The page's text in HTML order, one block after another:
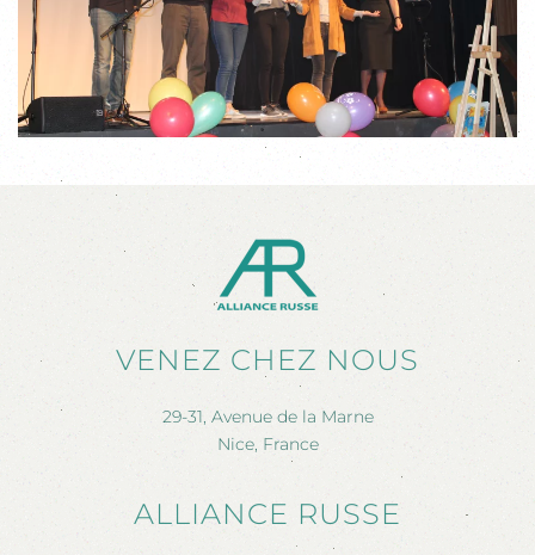
VENEZ CHEZ NOUS
29-31, Avenue de la Marne
Nice, France
ALLIANCE RUSSE